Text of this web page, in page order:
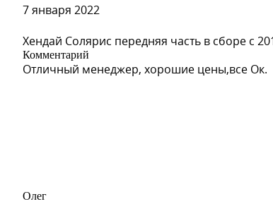
GAN, 636R -
GCS, 681R - RUBY RED,
7 января 2022
Хендай Солярис передняя часть в сборе с
Комментарий
Отличный менеджер, хорошие цены,все Ок.
Олег